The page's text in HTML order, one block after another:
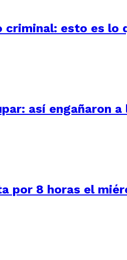
criminal: esto es lo
así engañaron a
por 8 horas el